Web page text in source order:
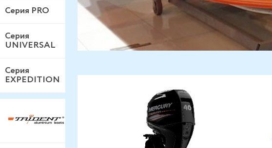
Серия PRO
Серия
UNIVERSAL
Серия
EXPEDITION